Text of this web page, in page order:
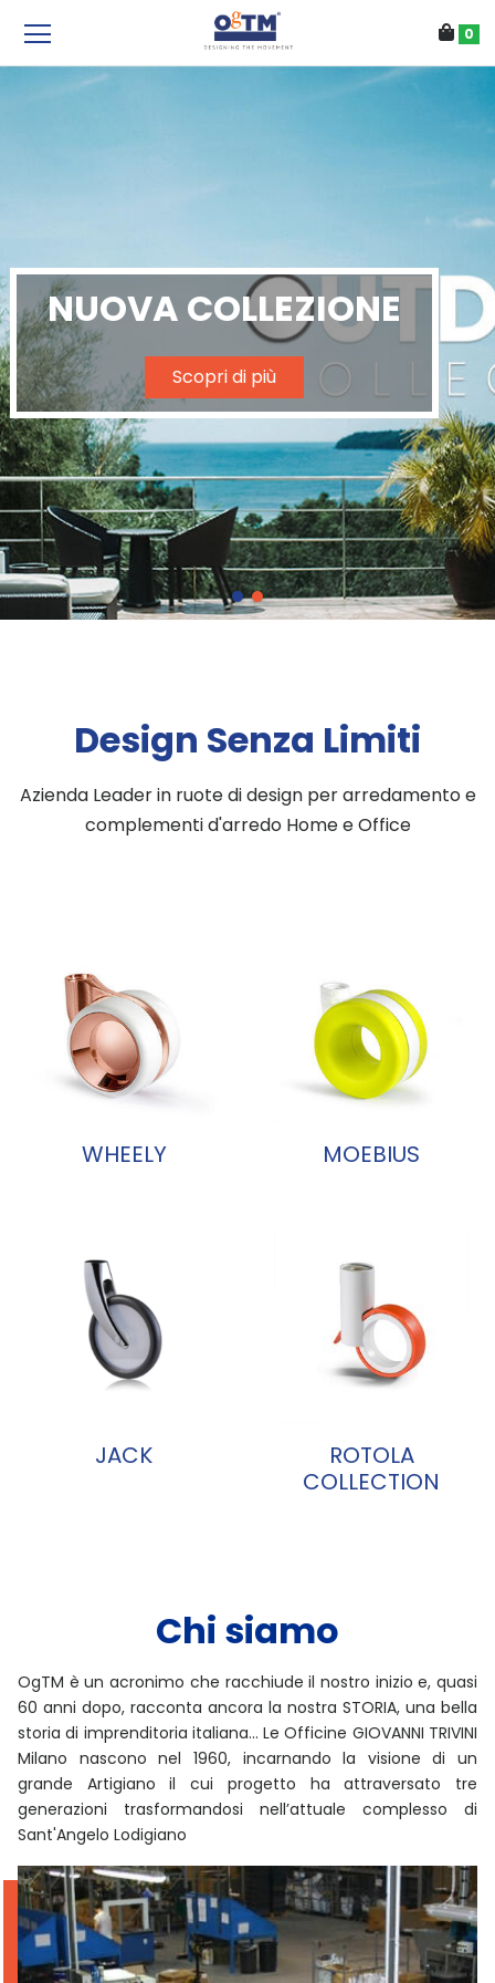
0
NUOVA COLLEZIONE
Scopri di più
Design Senza Limiti
Azienda Leader in ruote di design per arredamento e
complementi d'arredo Home e Office
WHEELY MOEBIUS
JACK
ROTOLA
COLLECTION
Chi siamo
OgTM è un acronimo che racchiude il nostro inizio e, quasi
60 anni dopo, racconta ancora la nostra STORIA, una bella
storia di imprenditoria italiana... Le Officine GIOVANNI TRIVINI
Milano nascono nel 1960, incarnando la visione di un
grande Artigiano il cui progetto ha attraversato tre
generazioni trasformandosi nell’attuale complesso di
Sant'Angelo Lodigiano